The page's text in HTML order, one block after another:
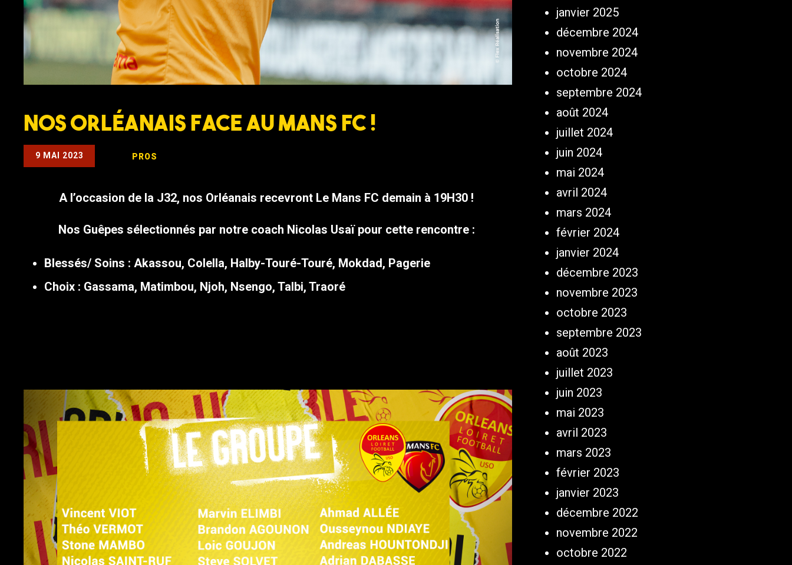
Nos Orléanais face au Mans FC !
9 MAI 2023 PROS
A l’occasion de la J32, nos Orléanais recevront Le Mans FC demain à 19H30 !
Nos Guêpes sélectionnés par notre coach Nicolas Usaï pour cette rencontre :
Blessés/ Soins : Akassou, Colella, Halby-Touré-Touré, Mokdad, Pagerie
Choix : Gassama, Matimbou, Njoh, Nsengo, Talbi, Traoré
janvier 2025
décembre 2024
novembre 2024
octobre 2024
septembre 2024
août 2024
juillet 2024
juin 2024
mai 2024
avril 2024
mars 2024
février 2024
janvier 2024
décembre 2023
novembre 2023
octobre 2023
septembre 2023
août 2023
juillet 2023
juin 2023
mai 2023
avril 2023
mars 2023
février 2023
janvier 2023
décembre 2022
novembre 2022
octobre 2022